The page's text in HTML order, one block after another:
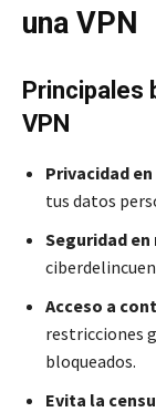
una VPN
Principales
VPN
Privacidad
tus datos
Seguridad
Acceso a
restricciones
bloqueados.
Evita la